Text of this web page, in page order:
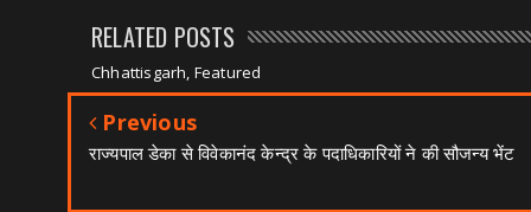
RELATED POSTS
Chhattisgarh, Featured
Previous
राज्यपाल डेका से विवेकानंद केन्द्र के पदाधिकारियों ने की सौजन्य भेंट